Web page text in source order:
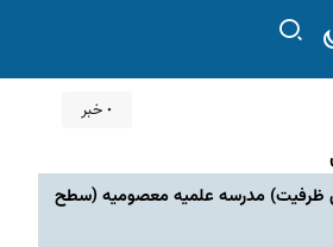
۰ خبر
ظرفیت) مدرسه علمیه معصومیه‌ (سطح